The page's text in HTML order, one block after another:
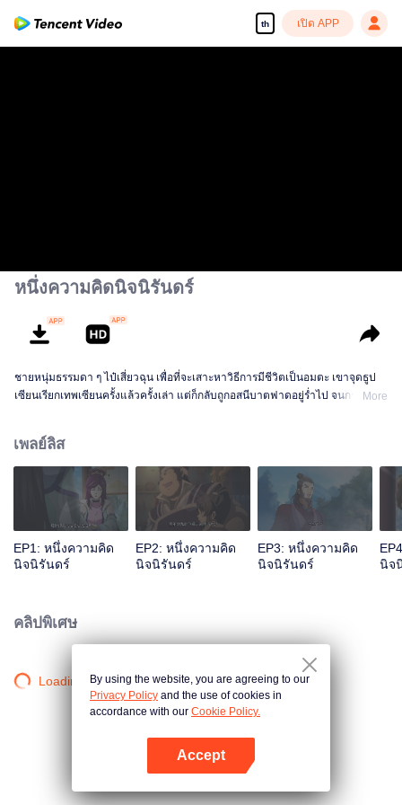
th เปิด APP
หนึ่งความคิดนิจนิรันดร์
ชายหนุ่มธรรมดา ๆ ไป๋เสี่ยวฉุน เพื่อที่จะเสาะหาวิธีการมีชีวิตเป็นอมตะ เขาจุดธูป
เซียนเรียกเทพเซียนครั้งแล้วครั้งเล่า แต่ก็กลับถูกอสนีบาตฟาดอยู่ร่ำไป จนกระทั่งMore
เพลย์ลิส
EP1: หนึ่งความคิด
นิจนิรันดร์
EP2: หนึ่งความคิด
นิจนิรันดร์
EP3: หนึ่งความคิด
นิจนิรันดร์
นิจ
คลิปพิเศษ
Loading…By using the website, you are agreeing to our
Privacy Policy and the use of cookies in
accordance with our Cookie Policy.
Accept